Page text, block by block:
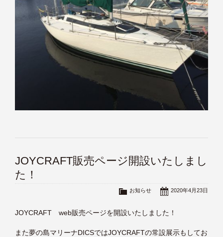
JOYCRAFT販売ページ開設いたしまし
た！
2020年4月23日
お知らせ
JOYCRAFT web販売ページを開設いたしました！
また夢の島マリーナDICSではJOYCRAFTの常設展示もしてお